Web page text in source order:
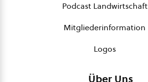
Podcast Landwirtschaft
Mitgliederinformation
Logos
Über Uns